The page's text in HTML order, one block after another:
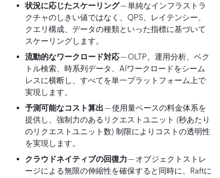
状況に応じたスケーリング— 単純なインフラストラ
クチャのしきい値ではなく、QPS、レイテンシー、
クエリ構成、データの種類といった指標に基づいて
スケーリングします。
流動的なワークロード対応— OLTP、運用分析、ベク
トル検索、時系列データ、AIワークロードをシーム
レスに横断し、すべてを単一プラットフォーム上で
実現します。
予測可能なコスト算出— 使用量ベースの料金体系を
提供し、強制力のあるリクエストユニット (秒あたり
のリクエストユニット数) 制限によりコストの透明性
を実現します。
クラウドネイティブの回復力— オブジェクトストレ
ージによる無限の伸縮性を確保すると同時に、Raftに